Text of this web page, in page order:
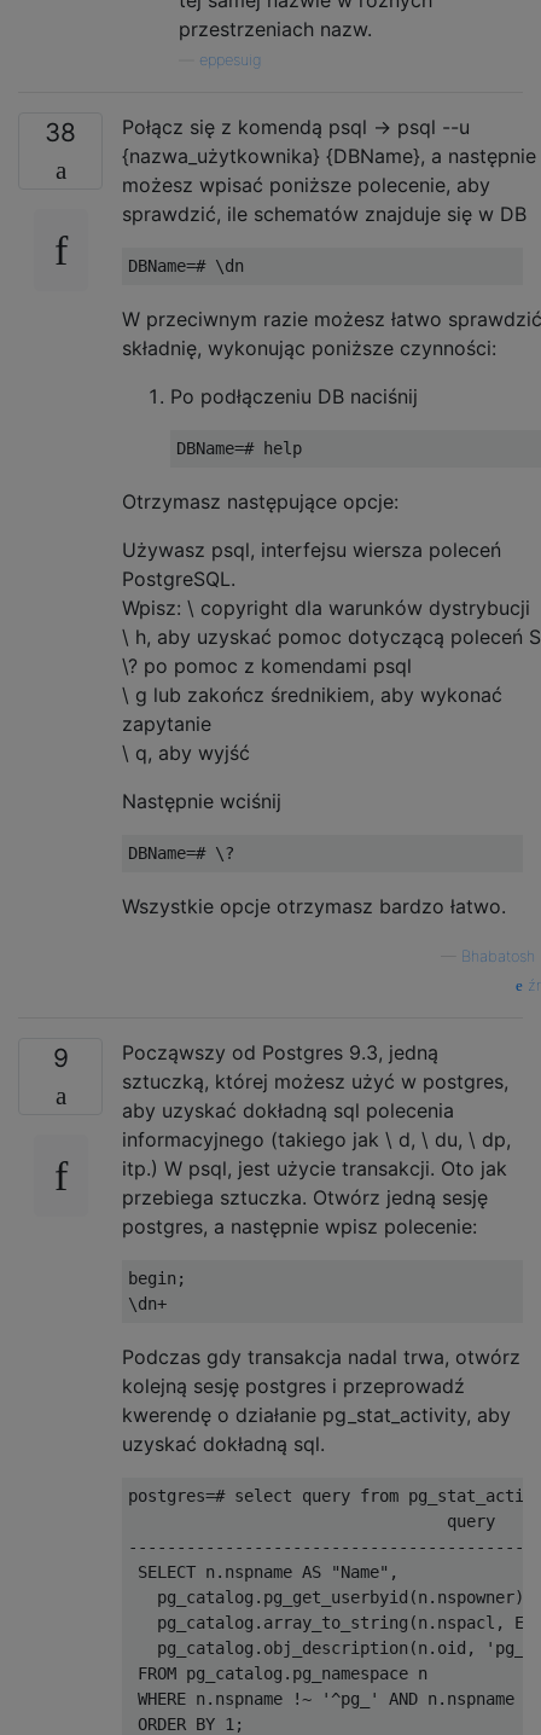
przestrzeniach nazw.
eppesuig
38
Połącz się z komendą psql -> psql --u
{nazwa_użytkownika} {DBName}, a następnie
możesz wpisać poniższe polecenie, aby
sprawdzić, ile schematów znajduje się w DB
DBName=# \dn
W przeciwnym razie możesz łatwo sprawdzić
składnię, wykonując poniższe czynności:
Po podłączeniu DB naciśnij
DBName=# help
Otrzymasz następujące opcje:
Używasz psql, interfejsu wiersza poleceń
PostgreSQL.
Wpisz: \ copyright dla warunków dystrybucji
\ h, aby uzyskać pomoc dotyczącą poleceń
\? po pomoc z komendami psql
\ g lub zakończ średnikiem, aby wykonać
zapytanie
\ q, aby wyjść
Następnie wciśnij
DBName=# \?
Wszystkie opcje otrzymasz bardzo łatwo.
Bhabatosh
9
Począwszy od Postgres 9.3, jedną
sztuczką, której możesz użyć w postgres,
aby uzyskać dokładną sql polecenia
informacyjnego (takiego jak \ d, \ du, \ dp,
itp.) W psql, jest użycie transakcji. Oto jak
przebiega sztuczka. Otwórz jedną sesję
postgres, a następnie wpisz polecenie:
begin ;
\dn+
Podczas gdy transakcja nadal trwa, otwórz
kolejną sesję postgres i przeprowadź
kwerendę o działanie pg_stat_activity, aby
uzyskać dokładną sql.
postgres=# select query from
SELECT n . nspname AS "Name" ,
   pg_catalog
. pg_get_userbyid (n . nspowner)
   pg_catalog
. array_to_string (n . nspacl , E
   pg_catalog
. obj_description (n . oid ,
FROM pg_catalog .
WHERE n . nspname !~ '^pg_' AND n . nspname
ORDER BY 1 ;